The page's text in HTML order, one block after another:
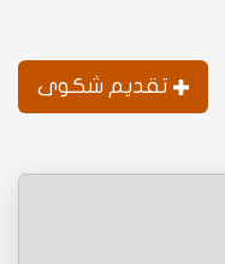
تقديم شكوى